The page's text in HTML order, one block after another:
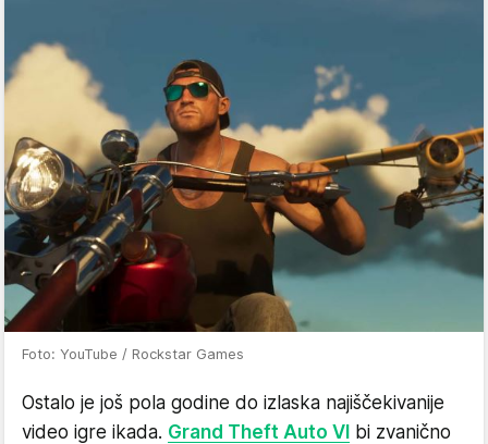
Foto: YouTube / Rockstar Games
Ostalo je još pola godine do izlaska najiščekivanije
video igre ikada. Grand Theft Auto VI bi zvanično